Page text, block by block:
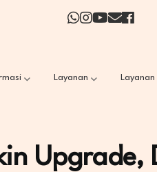
Layanan Layanan
Upgrade,